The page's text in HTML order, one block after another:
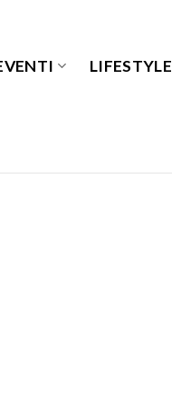
LIFESTYLE